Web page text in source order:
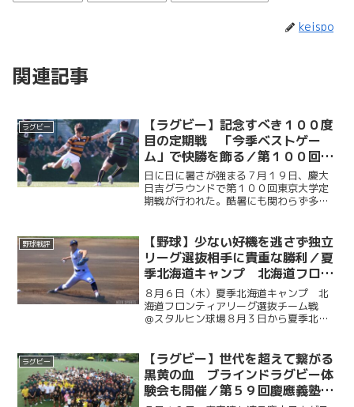
keispo
関連記事
ラグビー
【ラグビー】記念すべき１００度
目の定期戦 「今季ベストゲー
ム」で快勝を飾る／第１００回東
京大学定期戦
日に日に暑さが強まる７月１９日、慶大
日吉グラウンドで第１００回東京大学定
期戦が行われた。酷暑にも関わらず多く
を７１－７の快勝で飾り、春シーズンを
完走した。また、試合後に...
野球戦評
【野球】少ない好機を逃さず独立
リーグ選抜相手に貴重な勝利／夏
季北海道キャンプ 北海道フロン
ティアリーグ選抜チーム戦 ＠ス
タルヒン球場
８月６日（木）夏季北海道キャンプ 北
海道フロンティアリーグ選抜チーム戦
＠スタルヒン球場８月３日から夏季北海
ティアリーグの選抜チームと試合を行っ
た。初回に今津慶介（総４...
ラグビー
【ラグビー】世代を超えて繋がる
黒黄の血 ブラインドラグビー体
験会も開催／第５９回慶應義塾體